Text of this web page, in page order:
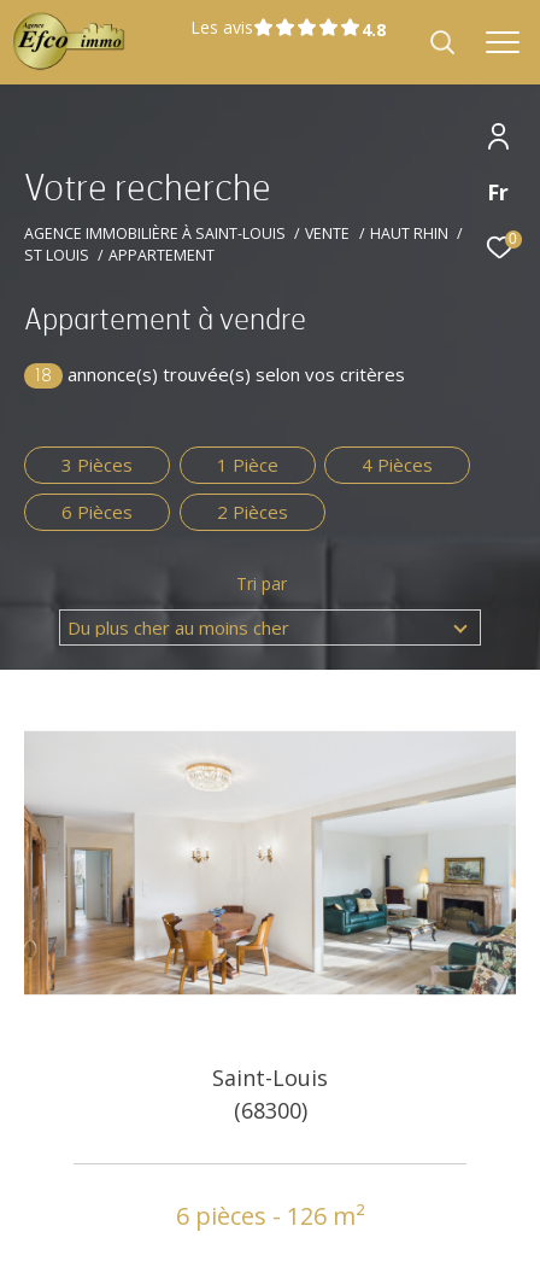
Fr
0
Les avis
Votre recherche
AGENCE IMMOBILIÈRE À SAINT-LOUIS VENTE
HAUT RHIN
ST LOUIS
APPARTEMENT
Appartement à vendre
18 annonce(s) trouvée(s) selon vos critères
3 Pièces 1 Pièce
4 Pièces
6 Pièces
2 Pièces
Tri par
Du plus cher au moins cher
Saint-Louis
(68300)
6 pièces - 126 m²
Effectuer une recherche
et trouver le bien qui correspond à vos
critères
Type
Vente
Type de bien
Localisation
Localisation
Référence
AFFINER LES CRITÈRES
TERRASSE PARKING PISCINE